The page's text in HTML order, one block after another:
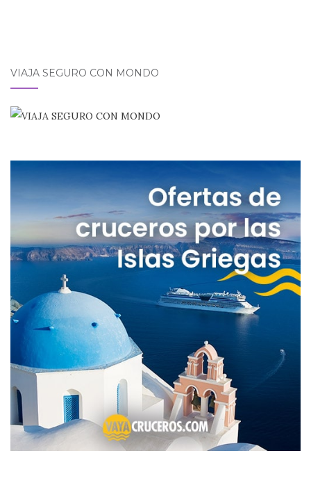
VIAJA SEGURO CON MONDO